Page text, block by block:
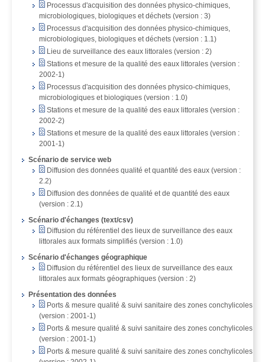
Processus d'acquisition des données physico-chimiques,
microbiologiques, biologiques et déchets (version : 3)
Processus d'acquisition des données physico-chimiques,
microbiologiques, biologiques et déchets (version : 1.1)
Lieu de surveillance des eaux littorales (version : 2)
Stations et mesure de la qualité des eaux littorales (version :
2002-1)
Processus d'acquisition des données physico-chimiques,
microbiologiques et biologiques (version : 1.0)
Stations et mesure de la qualité des eaux littorales (version :
2002-2)
Stations et mesure de la qualité des eaux littorales (version :
2001-1)
Scénario de service web
Diffusion des données qualité et quantité des eaux (version :
2.2)
Diffusion des données de qualité et de quantité des eaux
(version : 2.1)
Scénario d'échanges (text/csv)
Diffusion du référentiel des lieux de surveillance des eaux
littorales aux formats simplifiés (version : 1.0)
Scénario d'échanges géographique
Diffusion du référentiel des lieux de surveillance des eaux
littorales aux formats géographiques (version : 2)
Présentation des données
Ports & mesure qualité & suivi sanitaire des zones conchylicoles
(version : 2001-1)
Ports & mesure qualité & suivi sanitaire des zones conchylicoles
(version : 2001-1)
Ports & mesure qualité & suivi sanitaire des zones conchylicoles